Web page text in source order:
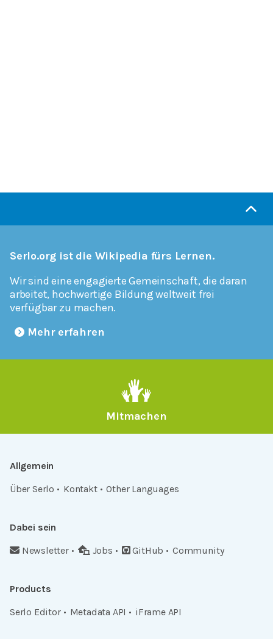
Serlo.org ist die Wikipedia fürs Lernen.
Wir sind eine engagierte Gemeinschaft, die daran
arbeitet, hochwertige Bildung weltweit frei
verfügbar zu machen.
Mehr erfahren
Mitmachen
Allgemein
Über Serlo
Kontakt Other Languages
Dabei sein
Newsletter
Jobs GitHub Community
Products
Serlo Editor
Metadata API iFrame API